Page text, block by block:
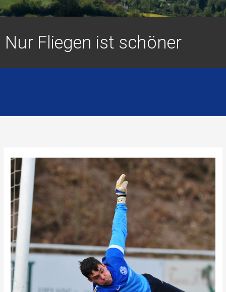
Nur Fliegen ist schöner